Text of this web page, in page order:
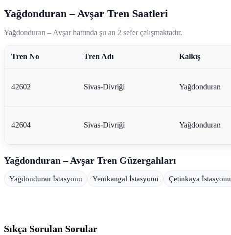
Yağdonduran – Avşar Tren Saatleri
Yağdonduran – Avşar hattında şu an 2 sefer çalışmaktadır.
Tren No Tren Adı Kalkış
42602 Sivas-Divriği Yağdonduran
42604 Sivas-Divriği Yağdonduran
Yağdonduran – Avşar Tren Güzergahları
Yağdonduran İstasyonu Yenikangal İstasyonu Çetinkaya İstasyonu
Sıkça Sorulan Sorular